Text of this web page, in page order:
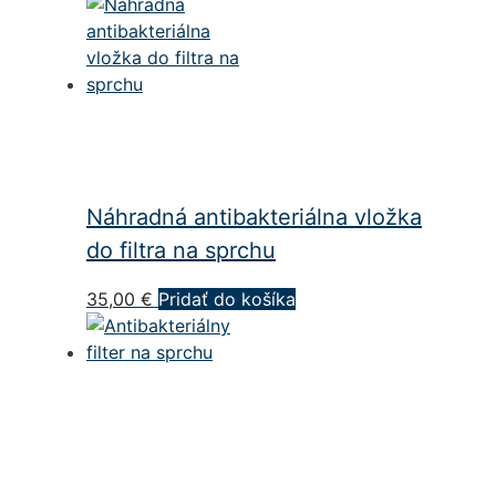
Náhradná antibakteriálna vložka
do filtra na sprchu
35,00 € Pridať do košíka